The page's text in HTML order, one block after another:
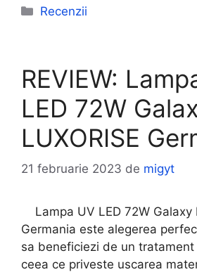
Categorii
Recenzii
REVIEW:
LED 72W
LUXORISE
21 februarie 2023 de migyt
Lampa UV LED 72W Galaxy
Germania este alegerea
sa beneficiezi de un
ceea ce priveste uscarea